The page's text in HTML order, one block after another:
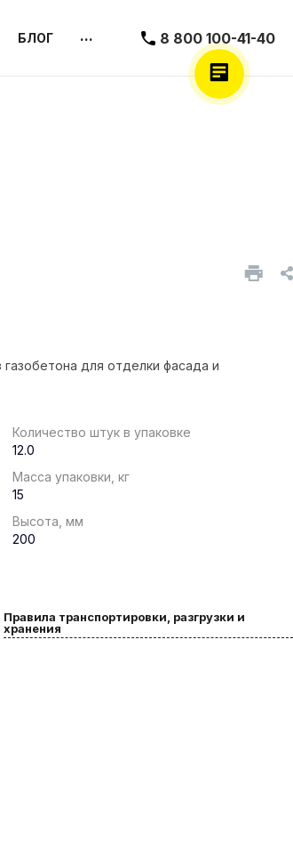
БЛОГ ... 8 800 100-41-40
для отделки фасада и
Количество штук в упаковке
12.0
Масса упаковки, кг
15
Высота, мм
200
Правила транспортировки, разгрузки и
хранения